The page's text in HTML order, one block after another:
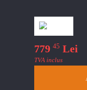
779 45 Lei
TVA inclus